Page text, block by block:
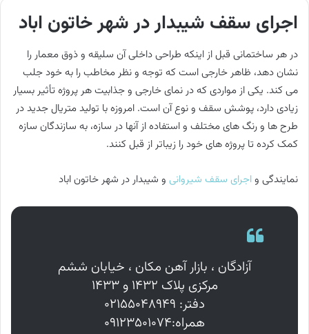
اجرای سقف شیبدار در شهر خاتون اباد
در هر ساختمانی قبل از اینکه طراحی داخلی آن سلیقه و ذوق معمار را
نشان دهد، ظاهر خارجی است که توجه و نظر مخاطب را به خود جلب
می کند. یکی از مواردی که در نمای خارجی و جذابیت هر پروژه تأثیر بسیار
زیادی دارد، پوشش سقف و نوع آن است. امروزه با تولید متریال جدید در
طرح ها و رنگ های مختلف و استفاده از آنها در سازه، به سازندگان سازه
کمک کرده تا پروژه های خود را زیباتر از قبل کنند.
نمایندگی واجرای سقف شیروانی و شیبدار در شهر خاتون اباد
آزادگان ، بازار آهن مکان ، خیابان ششم
مرکزی پلاک ۱۴۳۲ و ۱۴۳۳
دفتر: ۰۲۱۵۵۰۴۸۹۴۹
همراه:۰۹۱۲۳۵۰۱۰۷۴